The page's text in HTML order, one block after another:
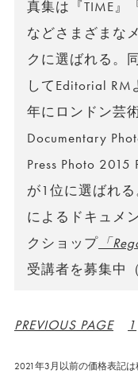
真集は『TIME』
などさまざまな
クに選ばれる。
してEditorial
年にロンドン芸
Documentary
Press Photo 2015
が1位に選ばれ
によるドキュメ
クショップ「
受講者を募集中
PREVIOUS PAGE 1
2021年3月以前の価格表記